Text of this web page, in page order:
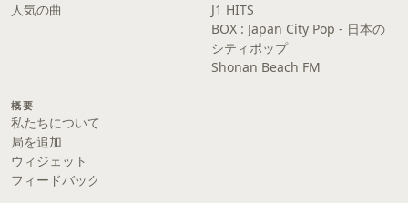
人気の曲
J1 HITS
BOX : Japan City Pop - 日本の
シティポップ
Shonan Beach FM
概要
私たちについて
局を追加
ウィジェット
フィードバック